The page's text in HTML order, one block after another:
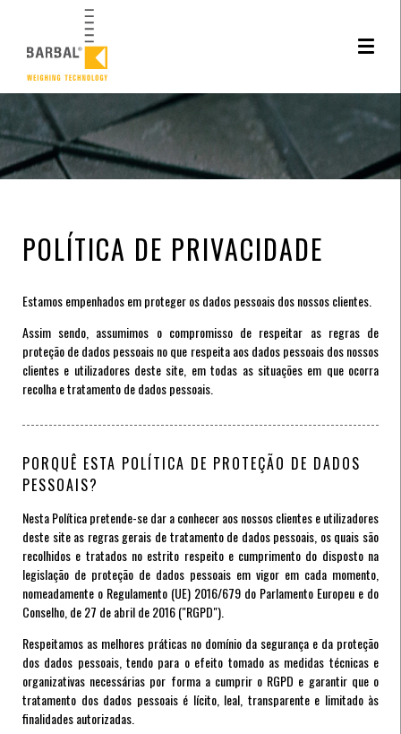
POLÍTICA DE PRIVACIDADE
Estamos empenhados em proteger os dados pessoais dos nossos clientes.
Assim sendo, assumimos o compromisso de respeitar as regras de
proteção de dados pessoais no que respeita aos dados pessoais dos nossos
clientes e utilizadores deste site, em todas as situações em que ocorra
recolha e tratamento de dados pessoais.
PORQUÊ ESTA POLÍTICA DE PROTEÇÃO DE DADOS
PESSOAIS?
Nesta Política pretende-se dar a conhecer aos nossos clientes e utilizadores
deste site as regras gerais de tratamento de dados pessoais, os quais são
recolhidos e tratados no estrito respeito e cumprimento do disposto na
legislação de proteção de dados pessoais em vigor em cada momento,
nomeadamente o Regulamento (UE) 2016/679 do Parlamento Europeu e do
Conselho, de 27 de abril de 2016 ("RGPD").
Respeitamos as melhores práticas no domínio da segurança e da proteção
dos dados pessoais, tendo para o efeito tomado as medidas técnicas e
organizativas necessárias por forma a cumprir o RGPD e garantir que o
tratamento dos dados pessoais é lícito, leal, transparente e limitado às
finalidades autorizadas.
Este site utiliza cookies. Ao navegar neste site está a consentir a sua utilizção.
mais sobre o uso de cookies